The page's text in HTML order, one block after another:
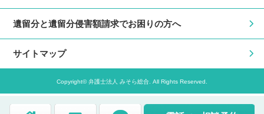
遺留分と遺留分侵害額請求でお困りの方へ
サイトマップ
Copyright© 弁護士法人 みそら総合. All Rights Reserved.